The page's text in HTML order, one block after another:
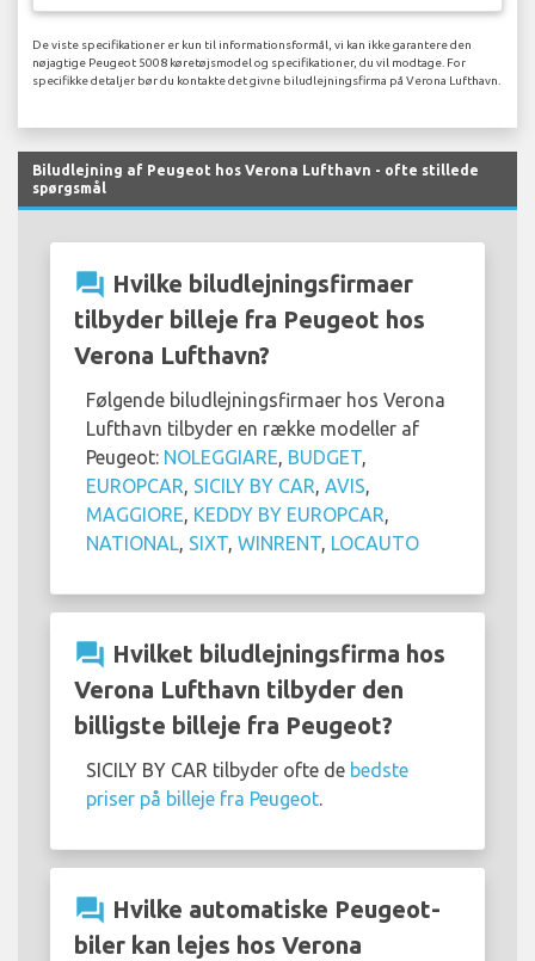
De viste specifikationer er kun til informationsformål, vi kan ikke garantere den
nøjagtige Peugeot 5008 køretøjsmodel og specifikationer, du vil modtage. For
specifikke detaljer bør du kontakte det givne biludlejningsfirma på Verona Lufthavn.
Biludlejning af Peugeot hos Verona Lufthavn - ofte stillede
spørgsmål
question_answer Hvilke biludlejningsfirmaer
tilbyder billeje fra Peugeot hos
Verona Lufthavn?
Følgende biludlejningsfirmaer hos Verona
Lufthavn tilbyder en række modeller af
Peugeot: NOLEGGIARE BUDGET
EUROPCAR SICILY BY CAR AVIS
MAGGIORE KEDDY BY EUROPCAR
NATIONAL
SIXT WINRENT LOCAUTO
question_answer Hvilket biludlejningsfirma hos
Verona Lufthavn tilbyder den
billigste billeje fra Peugeot?
SICILY BY CAR tilbyder ofte de bedste
priser på billeje fra Peugeot
question_answer Hvilke automatiske Peugeot-
biler kan lejes hos Verona